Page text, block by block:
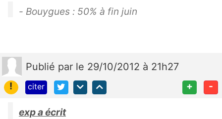
- Bouygues : 50% à fin juin
Publié par le 29/10/2012 à 21h27
!
citer + -
exp a écrit